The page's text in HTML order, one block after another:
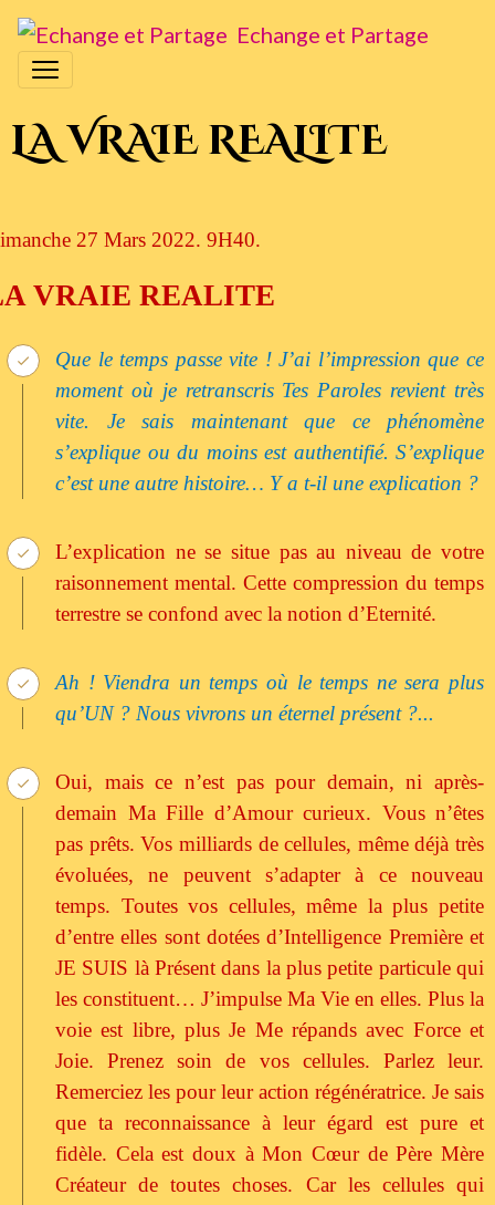
Echange et Partage
LA VRAIE REALITE
27 Mars 2022. 9H40.
VRAIE REALITE
Que le temps passe vite ! J’ai l’impression que ce
moment où je retranscris Tes Paroles revient très
vite. Je sais maintenant que ce phénomène
s’explique ou du moins est authentifié. S’explique
c’est une autre histoire… Y a t-il une explication ?
L’explication ne se situe pas au niveau de votre
raisonnement mental. Cette compression du temps
terrestre se confond avec la notion d’Eternité.
Ah ! Viendra un temps où le temps ne sera plus
qu’UN ? Nous vivrons un éternel présent ?...
Oui, mais ce n’est pas pour demain, ni après-
demain Ma Fille d’Amour curieux. Vous n’êtes
pas prêts. Vos milliards de cellules, même déjà très
évoluées, ne peuvent s’adapter à ce nouveau
temps. Toutes vos cellules, même la plus petite
d’entre elles sont dotées d’Intelligence Première et
JE SUIS là Présent dans la plus petite particule qui
les constituent… J’impulse Ma Vie en elles. Plus la
voie est libre, plus Je Me répands avec Force et
Joie. Prenez soin de vos cellules. Parlez leur.
Remerciez les pour leur action régénératrice. Je sais
que ta reconnaissance à leur égard est pure et
fidèle. Cela est doux à Mon Cœur de Père Mère
Créateur de toutes choses. Car les cellules qui